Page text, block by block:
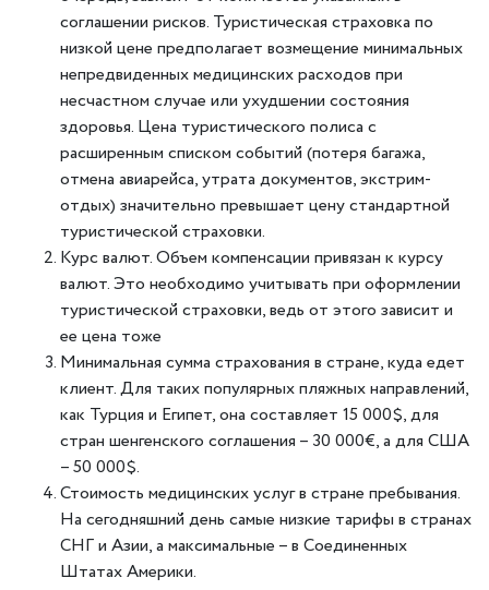
соглашении рисков. Туристическая страховка по
низкой цене предполагает возмещение минимальных
непредвиденных медицинских расходов при
несчастном случае или ухудшении состояния
здоровья. Цена туристического полиса с
расширенным списком событий (потеря багажа,
отмена авиарейса, утрата документов, экстрим-
отдых) значительно превышает цену стандартной
туристической страховки.
Курс валют. Объем компенсации привязан к курсу
валют. Это необходимо учитывать при оформлении
туристической страховки, ведь от этого зависит и
ее цена тоже
Минимальная сумма страхования в стране, куда едет
клиент. Для таких популярных пляжных направлений,
как Турция и Египет, она составляет 15 000$, для
стран шенгенского соглашения – 30 000€, а для США
– 50 000$.
Стоимость медицинских услуг в стране пребывания.
На сегодняшний день самые низкие тарифы в странах
СНГ и Азии, а максимальные – в Соединенных
Штатах Америки.